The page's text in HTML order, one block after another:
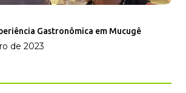
Gastronômica em Mucugê
de 2023